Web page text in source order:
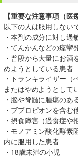
【重要な注意事項（医
以下の人は服用しない
・本剤の成分に対し過
・てんかんなどの痙攣
・普段から大量にお
めようとしている患者
・トランキライザー（
またはやめようとして
・脳や脊髄に腫瘍のあ
・ブプロピオンを含む
・摂食障害（過食症や
・モノアミン酸化酵
内に服用した患者
・18歳未満の小児